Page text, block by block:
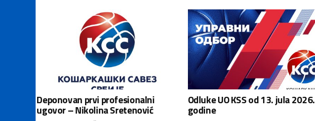
Deponovan prvi profesionalni
ugovor – Nikolina Sretenović
Odluke UO KSS od 13. jula 2026.
godine